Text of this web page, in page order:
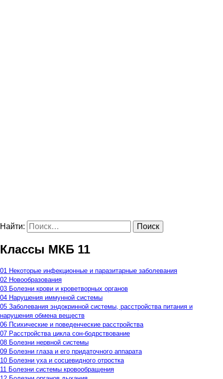
Найти:
Классы МКБ 11
01 Некоторые инфекционные и паразитарные заболевания
02 Новообразования
03 Болезни крови и кроветворных органов
04 Нарушения иммунной системы
05 Заболевания эндокринной системы, расстройства питания и
нарушения обмена веществ
06 Психические и поведенческие расстройства
07 Расстройства цикла сон-бодрствование
08 Болезни нервной системы
09 Болезни глаза и его придаточного аппарата
10 Болезни уха и сосцевидного отростка
11 Болезни системы кровообращения